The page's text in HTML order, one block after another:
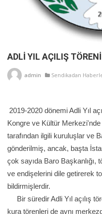
ADLİ YIL AÇILIŞ TÖRENİ
admin Sendikadan
2019-2020 dönemi Adli Yıl
Kongre ve Kültür Merkezi'nde
tarafından ilgili kuruluşlar ve
gönderilmiş, ancak, başta
çok sayıda Baro Başkanlığı,
ve endişelerini dile getirerek
bildirmişlerdir.
Bir süredir Adli Yıl açılış
kura törenleri de aynı